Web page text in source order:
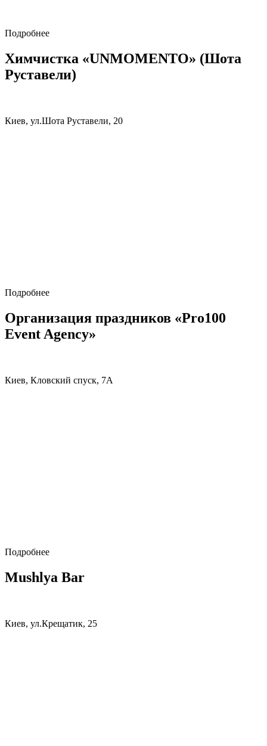
Подробнее
Химчистка «UNMOMENTO» (Шота
Руставели)
Киев, ул.Шота Руставели, 20
Подробнее
Организация праздников «Pro100
Event Agency»
Киев, Кловский спуск, 7А
Подробнее
Mushlya Bar
Киев, ул.Крещатик, 25